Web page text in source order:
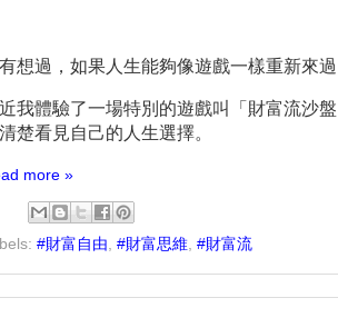
想過，如果人生能夠像遊戲一樣重新來
我體驗了一場特別的遊戲叫「財富流沙
楚看見自己的人生選擇。
more »
#財富自由 #財富思維 #財富流